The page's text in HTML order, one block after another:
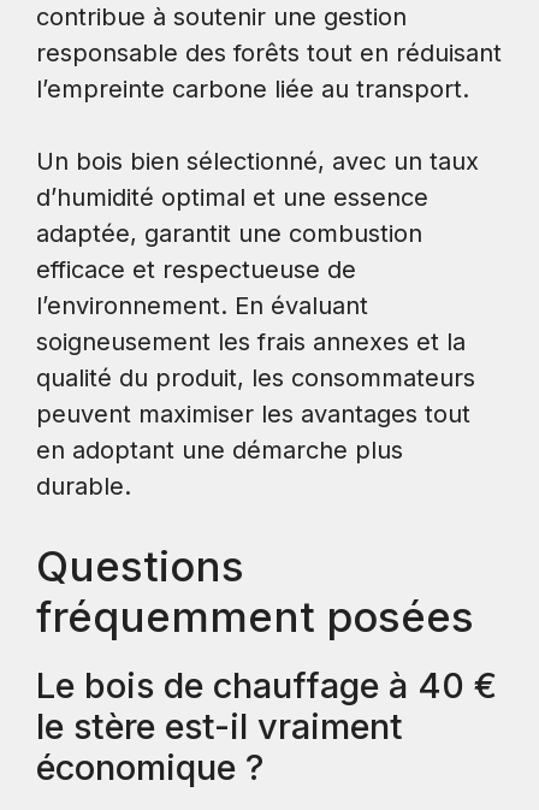
contribue à soutenir une gestion
responsable des forêts tout en réduisant
l’empreinte carbone liée au transport.
Un bois bien sélectionné, avec un taux
d’humidité optimal et une essence
adaptée, garantit une combustion
efficace et respectueuse de
l’environnement. En évaluant
soigneusement les frais annexes et la
qualité du produit, les consommateurs
peuvent maximiser les avantages tout
en adoptant une démarche plus
durable.
Questions
fréquemment posées
Le bois de chauffage à 40 €
le stère est-il vraiment
économique ?